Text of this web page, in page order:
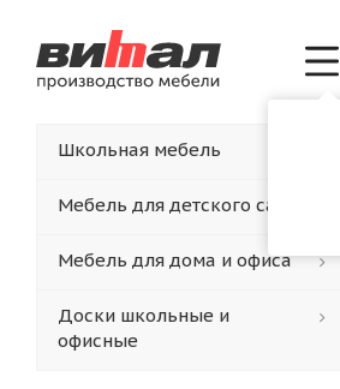
Школьная мебель
Мебель для детского сада
Мебель для дома и офиса
Доски школьные и
офисные